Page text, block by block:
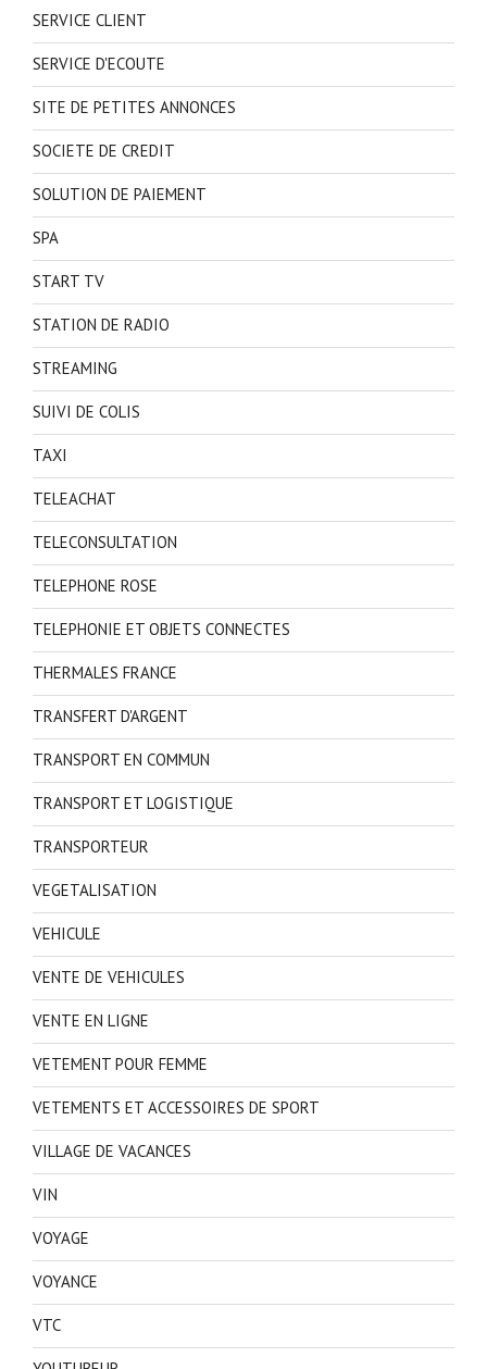
SERVICE CLIENT
SERVICE D'ECOUTE
SITE DE PETITES ANNONCES
SOCIETE DE CREDIT
SOLUTION DE PAIEMENT
SPA
START TV
STATION DE RADIO
STREAMING
SUIVI DE COLIS
TAXI
TELEACHAT
TELECONSULTATION
TELEPHONE ROSE
TELEPHONIE ET OBJETS CONNECTES
THERMALES FRANCE
TRANSFERT D'ARGENT
TRANSPORT EN COMMUN
TRANSPORT ET LOGISTIQUE
TRANSPORTEUR
VEGETALISATION
VEHICULE
VENTE DE VEHICULES
VENTE EN LIGNE
VETEMENT POUR FEMME
VETEMENTS ET ACCESSOIRES DE SPORT
VILLAGE DE VACANCES
VIN
VOYAGE
VOYANCE
VTC